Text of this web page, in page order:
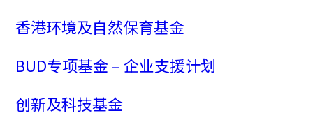
香港环境及自然保育基金
BUD专项基金 – 企业支援计划
创新及科技基金